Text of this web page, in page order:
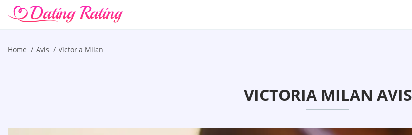
Home Avis Victoria Milan
VICTORIA MILAN AVIS